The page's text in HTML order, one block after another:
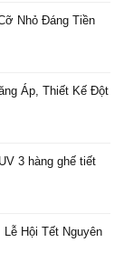
Nhỏ Đáng Tiền
Áp, Thiết Kế Đột
3 hàng ghế tiết
Lễ Hội Tết Nguyên